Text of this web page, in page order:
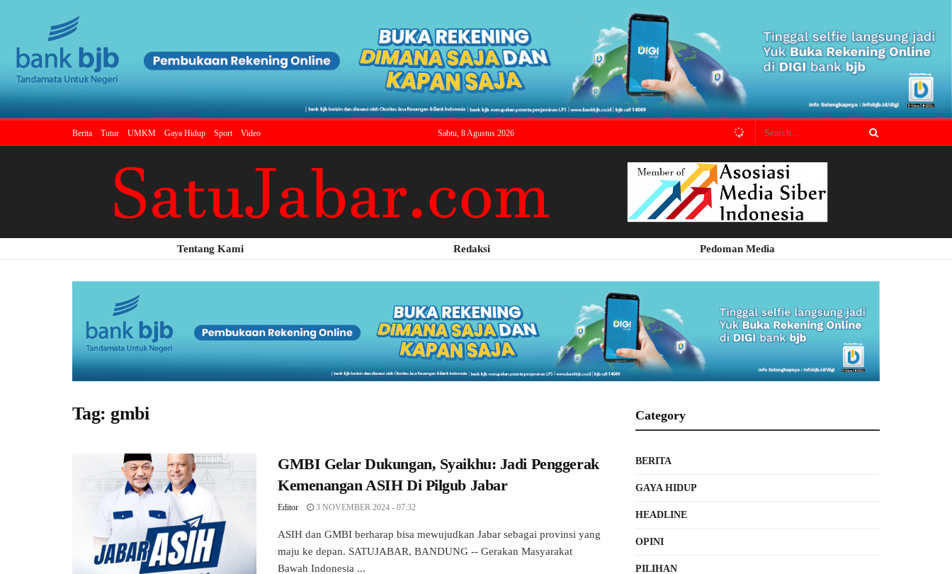
Berita Tutur UMKM Gaya Hidup Sport Video Sabtu, 8 Agustus 2026
Tentang Kami Redaksi Pedoman Media
Tag: gmbi
GMBI Gelar Dukungan, Syaikhu: Jadi Penggerak
Kemenangan ASIH Di Pilgub Jabar
Editor 3 NOVEMBER 2024 - 07:32
ASIH dan GMBI berharap bisa mewujudkan Jabar sebagai provinsi yang
maju ke depan. SATUJABAR, BANDUNG -- Gerakan Masyarakat
Bawah Indonesia ...
Category
BERITA
GAYA HIDUP
HEADLINE
OPINI
PILIHAN